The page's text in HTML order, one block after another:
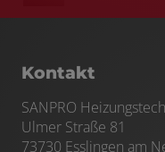
Kontakt
SANPRO
Ulmer Straße 81
73730 Esslingen am